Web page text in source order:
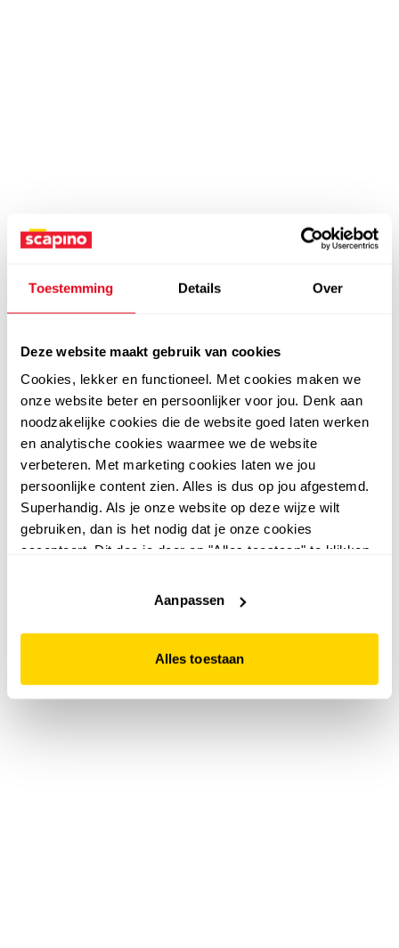
Toestemming Details Over
Deze website maakt gebruik van cookies
Cookies, lekker en functioneel. Met cookies maken we
onze website beter en persoonlijker voor jou. Denk aan
noodzakelijke cookies die de website goed laten werken
en analytische cookies waarmee we de website
verbeteren. Met marketing cookies laten we jou
persoonlijke content zien. Alles is dus op jou afgestemd.
Superhandig. Als je onze website op deze wijze wilt
gebruiken, dan is het nodig dat je onze cookies
accepteert. Dit doe je door op "Alles toestaan" te klikken.
website niet optimaal functioneert.
Aanpassen
Alles toestaan